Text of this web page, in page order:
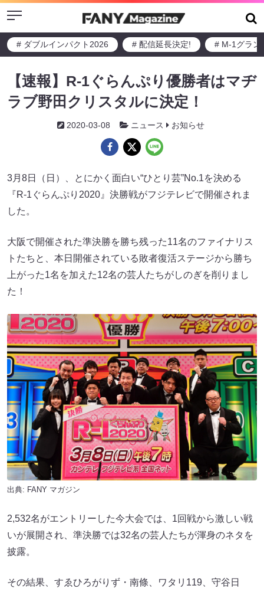
Menu
# ダブルインパクト2026 # 配信延長決定! # M-1グラン
【速報】R-1ぐらんぷり優勝者はマヂ
ラブ野田クリスタルに決定！
2020-03-08 ニュース お知らせ
3月8日（日）、とにかく面白い“ひとり芸”No.1を決める
『R-1ぐらんぷり2020』決勝戦がフジテレビで開催されま
した。
大阪で開催された準決勝を勝ち残った11名のファイナリス
トたちと、本日開催されている敗者復活ステージから勝ち
上がった1名を加えた12名の芸人たちがしのぎを削りまし
た！
出典: FANY マガジン
2,532名がエントリーした今大会では、1回戦から激しい戦
いが展開され、準決勝では32名の芸人たちが渾身のネタを
披露。
その結果、すゑひろがりず・南條、ワタリ119、守谷日